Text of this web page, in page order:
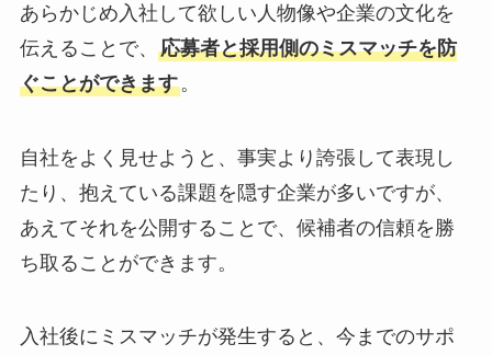
あらかじめ入社して欲しい人物像や企業の文化を
伝えることで、 応募者と採用側のミスマッチを防
ぐことができます。
自社をよく見せようと、事実より誇張して表現し
たり、抱えている課題を隠す企業が多いですが、
あえてそれを公開することで、候補者の信頼を勝
ち取ることができます。
入社後にミスマッチが発生すると、今までのサポ